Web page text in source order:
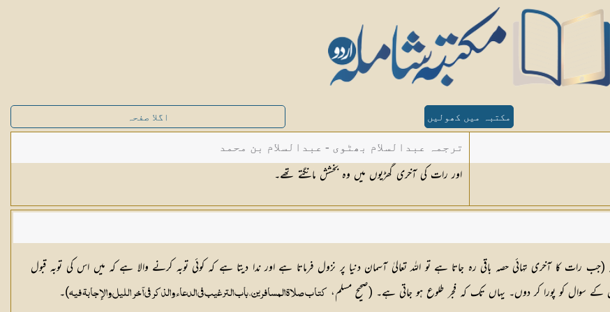
مکتبہ میں کھولیں اگلا صفحہ
ترجمہ عبدالسلام بھٹوی - عبدالسلام بن محمد
اور رات کی آخری گھڑیوں میں وہ بخشش مانگتے تھے۔
آخری تہائی حصہ باقی رہ جاتا ہے تو اللہ تعالیٰ آسمان دنیا پر نزول فرماتا ہے اور ندا دیتا ہے کہ کوئی توبہ کرنے والا ہے کہ میں اس کی توبہ قبول
سوال کو پورا کر دوں۔ یہاں تک کہ فجر طلوع ہو جاتی ہے۔ (صحيح مسلم،
كتاب صلاة المسافرين ، باب الترغيب في الدعاء والذكر في آخر الليل والإجابة فيه)۔